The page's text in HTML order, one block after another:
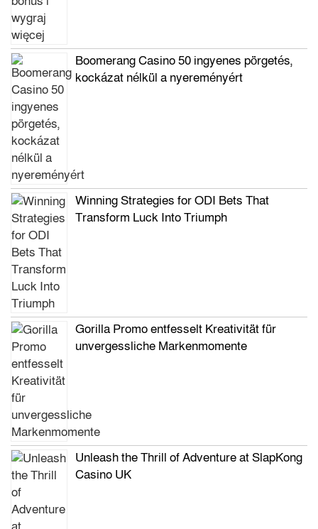
Boomerang Casino 50 ingyenes pörgetés,
kockázat nélkül a nyereményért
Winning Strategies for ODI Bets That
Transform Luck Into Triumph
Gorilla Promo entfesselt Kreativität für
unvergessliche Markenmomente
Unleash the Thrill of Adventure at SlapKong
Casino UK